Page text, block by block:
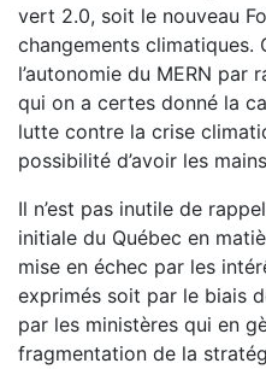
vert 2.0, soit le nouveau
chan­gements
l’autonomie du MERN par
qui on a certes donné la
lutte contre la crise
possibilité d’avoir les
Il n’est pas inutile de
initiale du Québec en
mise en échec par les
exprimés soit par le biais
par les ministères qui en
fragmentation de la